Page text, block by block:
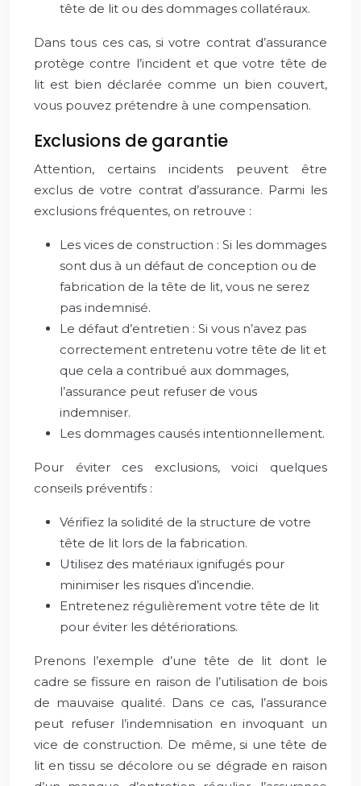
tête de lit ou des dommages collatéraux.
Dans tous ces cas, si votre contrat d’assurance
protège contre l’incident et que votre tête de
lit est bien déclarée comme un bien couvert,
vous pouvez prétendre à une compensation.
Exclusions de garantie
Attention, certains incidents peuvent être
exclus de votre contrat d’assurance. Parmi les
exclusions fréquentes, on retrouve :
Les vices de construction : Si les dommages
sont dus à un défaut de conception ou de
fabrication de la tête de lit, vous ne serez
pas indemnisé.
Le défaut d’entretien : Si vous n’avez pas
correctement entretenu votre tête de lit et
que cela a contribué aux dommages,
l’assurance peut refuser de vous
indemniser.
Les dommages causés intentionnellement.
Pour éviter ces exclusions, voici quelques
conseils préventifs :
Vérifiez la solidité de la structure de votre
tête de lit lors de la fabrication.
Utilisez des matériaux ignifugés pour
minimiser les risques d’incendie.
Entretenez régulièrement votre tête de lit
pour éviter les détériorations.
Prenons l’exemple d’une tête de lit dont le
cadre se fissure en raison de l’utilisation de bois
de mauvaise qualité. Dans ce cas, l’assurance
peut refuser l’indemnisation en invoquant un
vice de construction. De même, si une tête de
lit en tissu se décolore ou se dégrade en raison